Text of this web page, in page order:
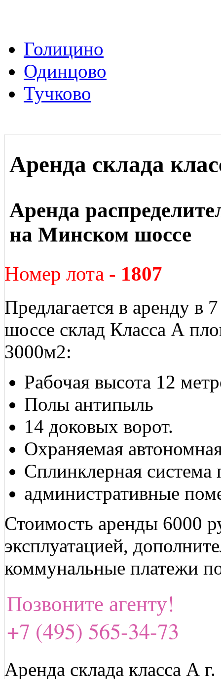
Голицино
Одинцово
Тучково
Аренда склада
Аренда
на Минском шоссе
Номер лота - 1807
Предлагается в аренду
шоссе склад Класса А
3000м2:
Рабочая высота 12
Полы антипыль
14 доковых ворот.
Охраняемая
Сплинклерная
административные
Стоимость аренды 6000
эксплуатацией,
коммунальные платежи
Позвоните агенту!
+7 (495) 565-34-73
Аренда склада класса А